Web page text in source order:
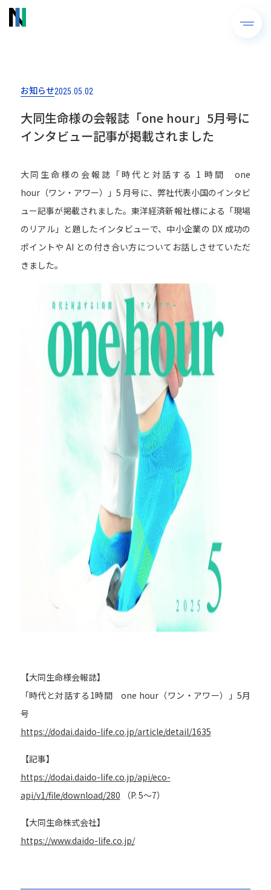
お知らせ2025.05.02
大同生命様の会報誌「one hour」5月号に
インタビュー記事が掲載されました
大同生命様の会報誌「時代と対話する 1 時間 one
hour（ワン・アワー）」5 月号に、弊社代表小国のインタビ
ュー記事が掲載されました。東洋経済新報社様による「現場
のリアル」と題したインタビューで、中小企業の DX 成功の
ポイントや AI との付き合い方についてお話しさせていただ
きました。
【大同生命様会報誌】
「時代と対話する1時間 one hour（ワン・アワー）」5月
号
https://dodai.daido-life.co.jp/article/detail/1635
【記事】
https://dodai.daido-life.co.jp/api/eco-
api/v1/file/download/280 （P. 5～7）
【大同生命株式会社】
https://www.daido-life.co.jp/